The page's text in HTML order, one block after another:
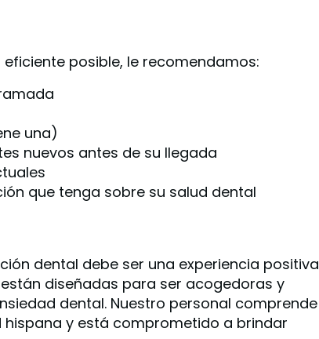
eficiente posible, le recomendamos:
una)
nuevos antes de su llegada
que tenga sobre su salud dental
dental debe ser una experiencia positiva
diseñadas para ser acogedoras y
dental. Nuestro personal comprende
y está comprometido a brindar